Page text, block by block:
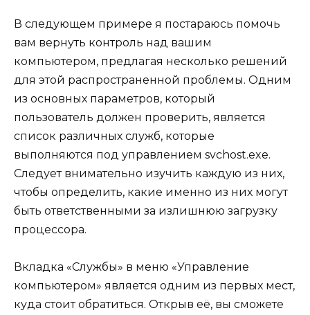
В следующем примере я постараюсь помочь
вам вернуть контроль над вашим
компьютером, предлагая несколько решений
для этой распространенной проблемы. Одним
из основных параметров, который
пользователь должен проверить, является
список различных служб, которые
выполняются под управлением svchost.exe.
Следует внимательно изучить каждую из них,
чтобы определить, какие именно из них могут
быть ответственными за излишнюю загрузку
процессора.
Вкладка «Службы» в меню «Управление
компьютером» является одним из первых мест,
куда стоит обратиться. Открыв её, вы сможете